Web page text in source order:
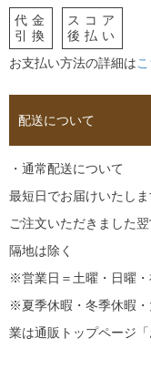
代金
引換
スコア
後払い
お支払い方法の詳細は
配送について
・通常配送について
最短日でお届けいたしま
ご注文いただきました
隔地は除く
※営業日＝土曜・日曜・
※夏季休暇・冬季休暇
業は通販トップページ